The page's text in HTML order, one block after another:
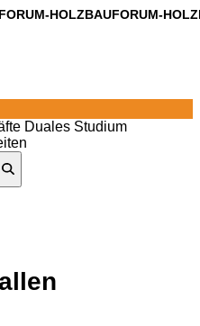
FORUM-HOLZBAUFORUM-
Duales Studium